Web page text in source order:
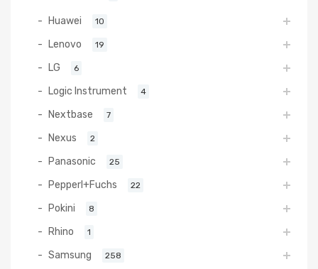
Huawei 10
Lenovo 19
LG 6
Logic Instrument 4
Nextbase 7
Nexus 2
Panasonic 25
Pepperl+Fuchs 22
Pokini 8
Rhino 1
Samsung 258